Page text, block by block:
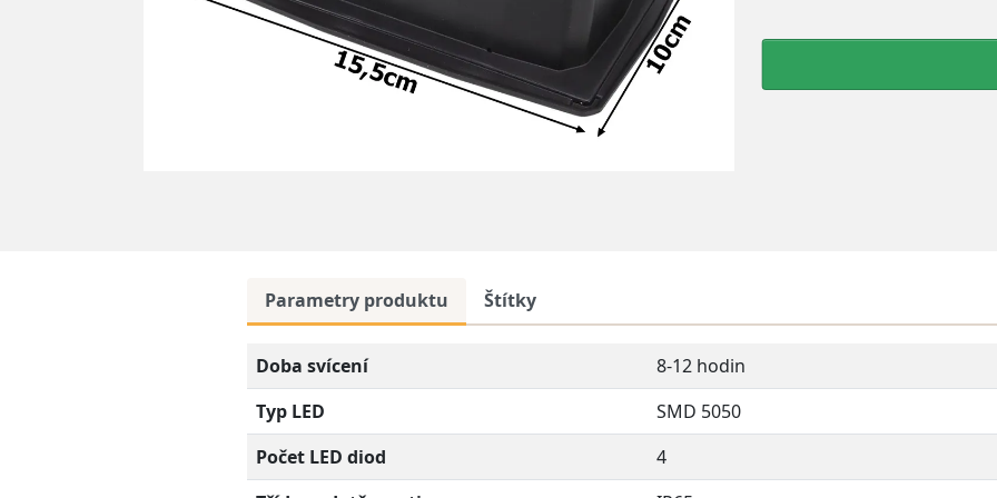
Parametry produktu Štítky
Doba svícení
8-12 hodin
Typ LED
SMD 5050
Počet LED diod
4